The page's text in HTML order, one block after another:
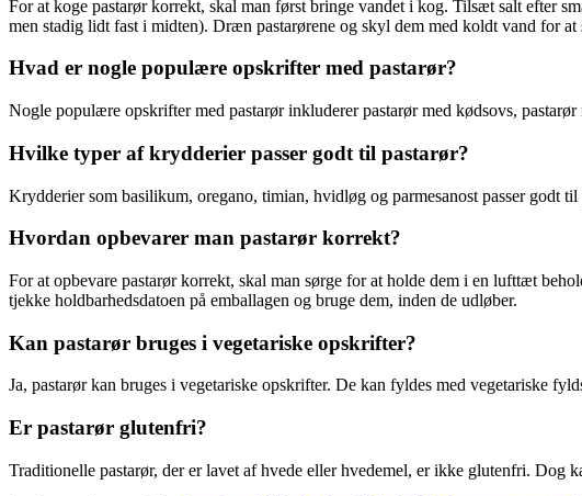
For at koge pastarør korrekt, skal man først bringe vandet i kog. Tilsæt salt efter
men stadig lidt fast i midten). Dræn pastarørene og skyl dem med koldt vand for at
Hvad er nogle populære opskrifter med pastarør?
Nogle populære opskrifter med pastarør inkluderer pastarør med kødsovs,
Hvilke typer af krydderier passer godt til pastarør?
Krydderier som basilikum, oregano, timian, hvidløg og parmesanost passer godt
Hvordan opbevarer man pastarør korrekt?
For at opbevare pastarør korrekt, skal man sørge for at holde dem i en lufttæt
tjekke holdbarhedsdatoen på emballagen og bruge dem, inden de udløber.
Kan pastarør bruges i vegetariske opskrifter?
Ja, pastarør kan bruges i vegetariske opskrifter. De kan fyldes med vegetariske
Er pastarør glutenfri?
Traditionelle pastarør, der er lavet af hvede eller hvedemel, er ikke glutenfri. Dog